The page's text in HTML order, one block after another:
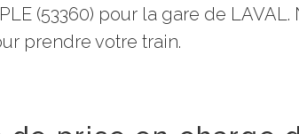
(53360) pour la gare de
prendre votre train.